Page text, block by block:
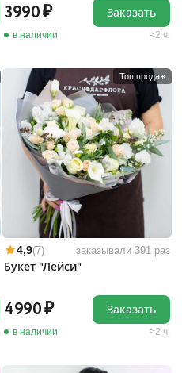
3990
в наличии 2 ч.
Заказать
Топ продаж
4,9(7) заказывали 391 раз
Букет "Лейси"
4990
в наличии 2 ч.
Заказать